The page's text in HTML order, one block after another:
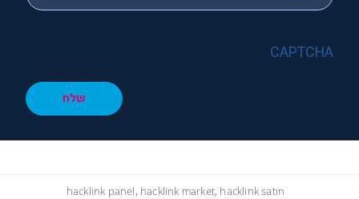
CAPTCHA
שלח
hacklink panel, hacklink market, hacklink satın